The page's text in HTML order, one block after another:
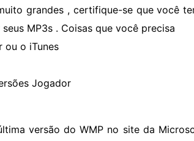
grandes , certifique-se que você
MP3s . Coisas que você precisa
ou o iTunes
Jogador
versão do WMP no site da